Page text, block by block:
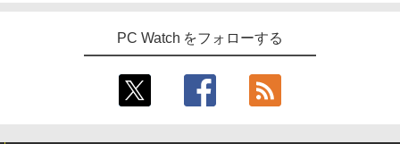
ド対応｜業務·動画編集·3D設計·サーバー
運用｜3年保証 mini pc 16GB+1TB
￥108,430
PC Watch をフォローする